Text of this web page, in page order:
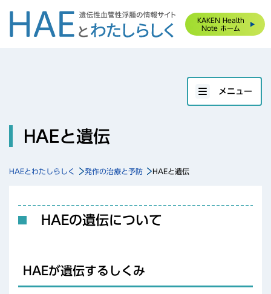
KAKEN Health
Note ホーム
メニュー
HAEと遺伝
HAEとわたしらしく 発作の治療と予防 HAEと遺伝
HAEの遺伝について
HAEが遺伝するしくみ